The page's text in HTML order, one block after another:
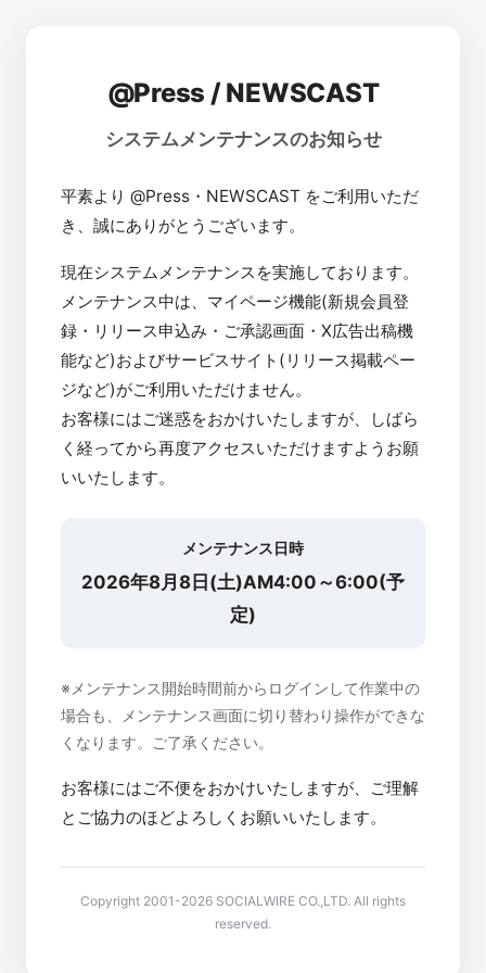
@Press / NEWSCAST
システムメンテナンスのお知らせ
平素より @Press・NEWSCAST をご利用いただ
き、誠にありがとうございます。
現在システムメンテナンスを実施しております。
メンテナンス中は、マイページ機能(新規会員登
録・リリース申込み・ご承認画面・X広告出稿機
能など)およびサービスサイト(リリース掲載ペー
ジなど)がご利用いただけません。
お客様にはご迷惑をおかけいたしますが、しばら
く経ってから再度アクセスいただけますようお願
いいたします。
メンテナンス日時
2026年8月8日(土)AM4:00～6:00(予
定)
※メンテナンス開始時間前からログインして作業中の
場合も、メンテナンス画面に切り替わり操作ができな
くなります。ご了承ください。
お客様にはご不便をおかけいたしますが、ご理解
とご協力のほどよろしくお願いいたします。
Copyright 2001-2026 SOCIALWIRE CO.,LTD. All rights
reserved.